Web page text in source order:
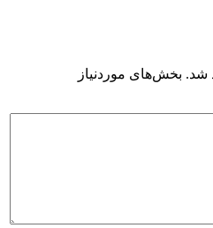
شد. بخش‌های موردنیاز